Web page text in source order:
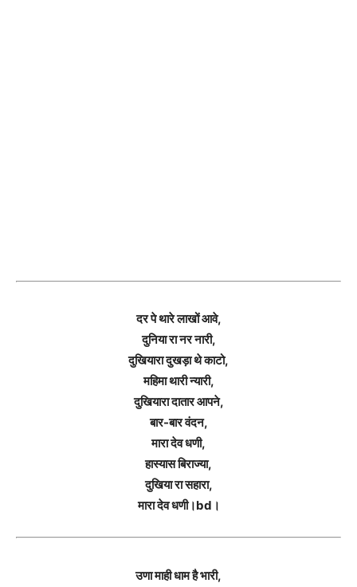
दर पे थारे लाखों आवे,
दुनिया रा नर नारी,
दुखियारा दुखड़ा थे काटो,
महिमा थारी न्यारी,
दुखियारा दातार आपने,
बार-बार वंदन,
मारा देव धणी,
हास्यास बिराज्या,
दुखिया रा सहारा,
मारा देव धणी।bd।
उणा माही धाम है भारी,